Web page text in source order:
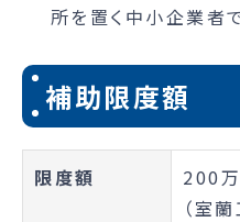
所を置く中小企業者
補助限度額
限度額
200
（室